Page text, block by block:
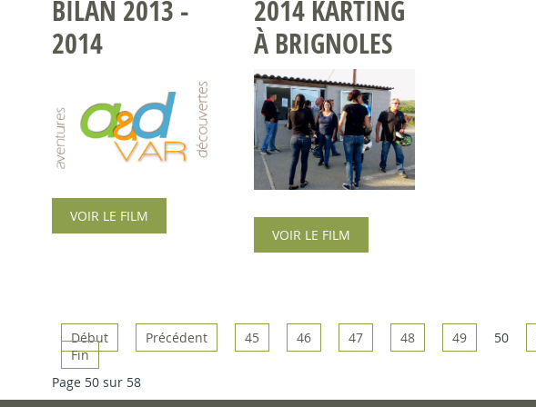
BILAN 2013 -
2014
VOIR LE FILM
2014 KARTING
À BRIGNOLES
VOIR LE FILM
Début Précédent 45 46 47 48 49 50
Fin
Page 50 sur 58